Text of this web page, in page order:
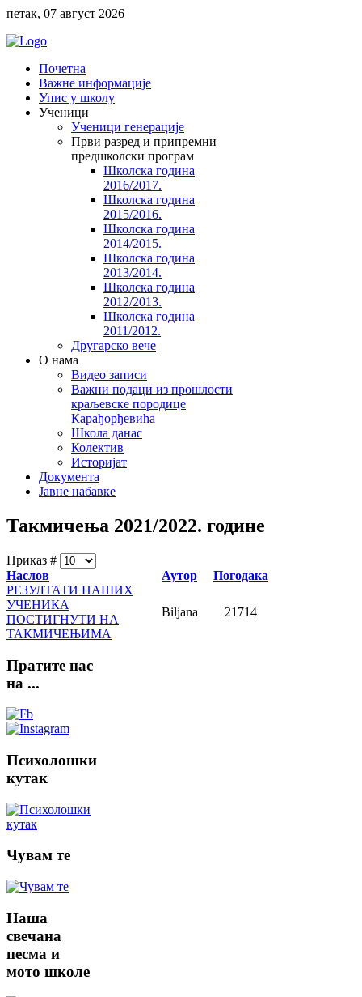
петак, 07 август 2026
Почетна
Важне информације
Упис у школу
Ученици
Ученици генерације
Први разред и припремни
предшколски програм
Школска година
2016/2017.
Школска година
2015/2016.
Школска година
2014/2015.
Школска година
2013/2014.
Школска година
2012/2013.
Школска година
2011/2012.
Другарско вече
O нама
Видео записи
Важни подаци из прошлости
краљевске породице
Карађорђевића
Школа данас
Колектив
Историјат
Документа
Јавне набавке
Такмичења 2021/2022. године
Приказ #
Наслов
Аутор
Погодака
РЕЗУЛТАТИ НАШИХ
УЧЕНИКА
ПОСТИГНУТИ НА
ТАКМИЧЕЊИМА
Biljana 21714
Пратите нас
на ...
Психолошки
кутак
Чувам те
Наша
свечана
песма и
мото школе